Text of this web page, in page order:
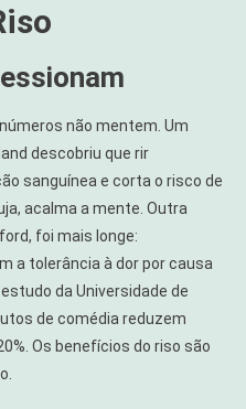
não mentem. Um
descobriu que rir
sanguínea e corta o risco de
acalma a mente. Outra
foi mais longe:
a tolerância à dor por causa
da Universidade de
de comédia reduzem
Os benefícios do riso são